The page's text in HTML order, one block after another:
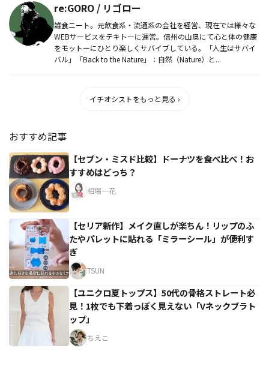
re:GORO / リゴロー
雑食ニート。元飲食系・流通系の会社を経営、現在では様々な
WEBサービスをテキトーに運営。信州の山奥にて心と体の健康
をモットーにひとり楽しくサバイブしている。「人生はサバイ
バル」「Back to the Nature」：自然（Nature）と...
イチオシストをもっと見る ›
おすすめ記事
【セブン・ミスド比較】ドーナツを食べ比べ！お
すすめはどっち？
相場一花
【セリア新作】メイク直しが楽ちん！リップのふ
たやパレットに貼れる「ミラーシール」が便利す
ぎ
TSUN
【ユニクロ夏トップス】50代の骨格ストレート必
見！1枚でも下着っぽく見えない「Vネックブラト
ップ」
ちえこ